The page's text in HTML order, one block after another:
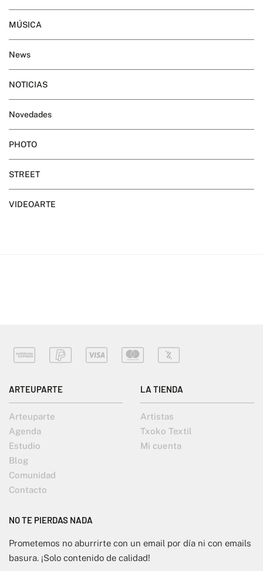
MÚSICA
News
NOTICIAS
Novedades
PHOTO
STREET
VIDEOARTE
ARTEUPARTE
Arteuparte
Agenda
Estudio
Blog
Comunidad
Contacto
LA TIENDA
Artistas
Txoko Textil
Mi cuenta
NO TE PIERDAS NADA
Prometemos no aburrirte con un email por día ni con emails
basura. ¡Solo contenido de calidad!